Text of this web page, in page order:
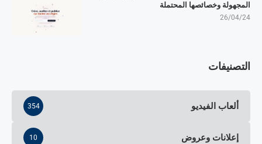
المجهولة وخصائصها المحتملة
26/04/24
التصنيفات
ألعاب الفيديو 354
إعلانات وعروض 10